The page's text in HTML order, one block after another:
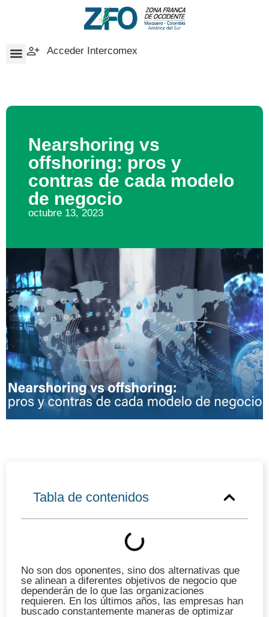
Acceder Intercomex
Nearshoring vs
offshoring: pros y
contras de cada modelo
de negocio
octubre 13, 2023
Tabla de contenidos
No son dos oponentes, sino dos alternativas que
se alinean a diferentes objetivos de negocio que
dependerán de lo que las organizaciones
requieren. En los últimos años, las empresas han
buscado constantemente maneras de optimizar